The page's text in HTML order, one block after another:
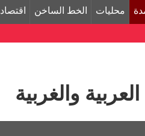
محليات الخط الساخن اقتصاد
والغربية